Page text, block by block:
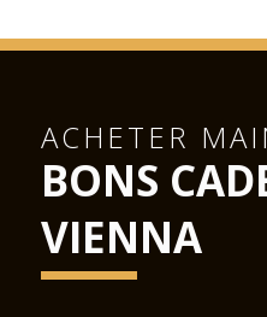
ACHETER
BONS
VIENNA